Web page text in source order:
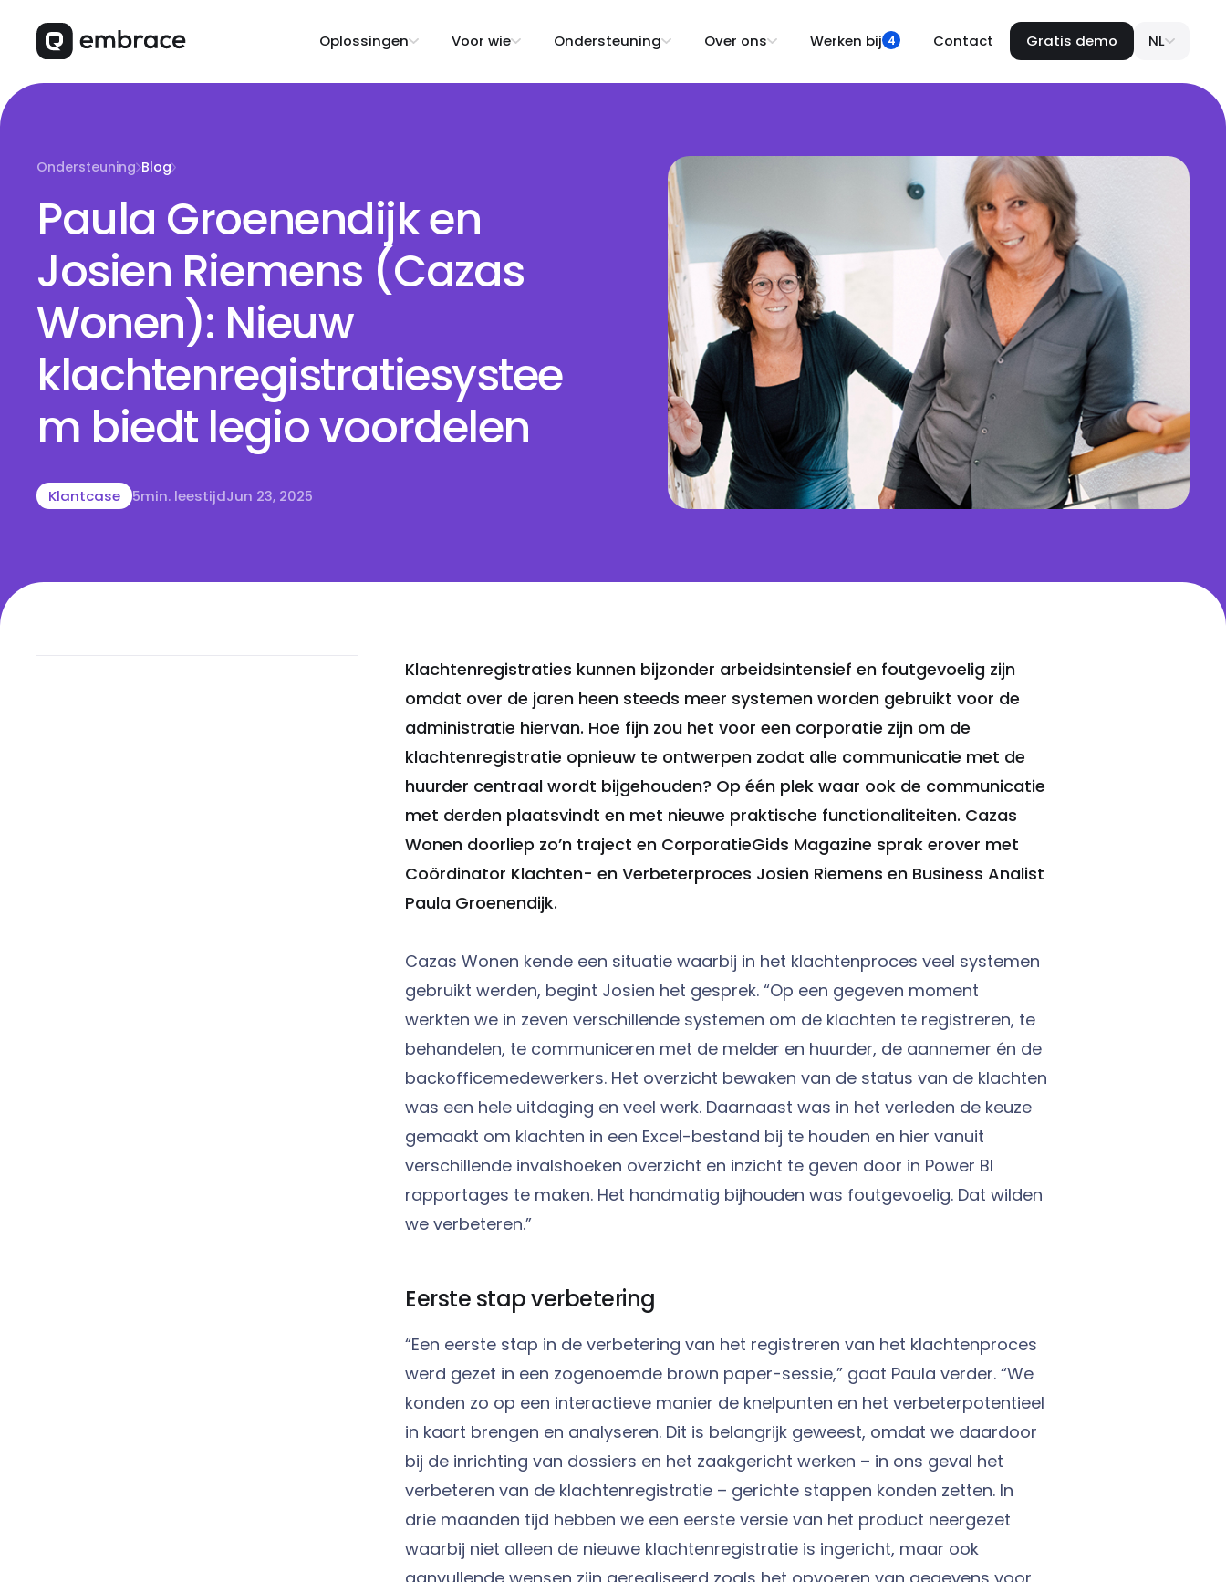
Oplossingen Voor wie Ondersteuning Over ons Werken bij 4 Contact Gratis demo NL
Ondersteuning Blog
Paula Groenendijk en
Josien Riemens (Cazas
Wonen): Nieuw
klachtenregistratiesystee
m biedt legio voordelen
Klantcase 5min. leestijdJun 23, 2025
Klachtenregistraties kunnen bijzonder arbeidsintensief en foutgevoelig zijn
omdat over de jaren heen steeds meer systemen worden gebruikt voor de
administratie hiervan. Hoe fijn zou het voor een corporatie zijn om de
klachtenregistratie opnieuw te ontwerpen zodat alle communicatie met de
huurder centraal wordt bijgehouden? Op één plek waar ook de communicatie
met derden plaatsvindt en met nieuwe praktische functionaliteiten. Cazas
Wonen doorliep zo’n traject en CorporatieGids Magazine sprak erover met
Coördinator Klachten- en Verbeterproces Josien Riemens en Business Analist
Paula Groenendijk.
Cazas Wonen kende een situatie waarbij in het klachtenproces veel systemen
gebruikt werden, begint Josien het gesprek. “Op een gegeven moment
werkten we in zeven verschillende systemen om de klachten te registreren, te
behandelen, te communiceren met de melder en huurder, de aannemer én de
backofficemedewerkers. Het overzicht bewaken van de status van de klachten
was een hele uitdaging en veel werk. Daarnaast was in het verleden de keuze
gemaakt om klachten in een Excel-bestand bij te houden en hier vanuit
verschillende invalshoeken overzicht en inzicht te geven door in Power BI
rapportages te maken. Het handmatig bijhouden was foutgevoelig. Dat wilden
we verbeteren.”
Eerste stap verbetering
“Een eerste stap in de verbetering van het registreren van het klachtenproces
werd gezet in een zogenoemde brown paper-sessie,” gaat Paula verder. “We
konden zo op een interactieve manier de knelpunten en het verbeterpotentieel
in kaart brengen en analyseren. Dit is belangrijk geweest, omdat we daardoor
bij de inrichting van dossiers en het zaakgericht werken – in ons geval het
verbeteren van de klachtenregistratie – gerichte stappen konden zetten. In
drie maanden tijd hebben we een eerste versie van het product neergezet
waarbij niet alleen de nieuwe klachtenregistratie is ingericht, maar ook